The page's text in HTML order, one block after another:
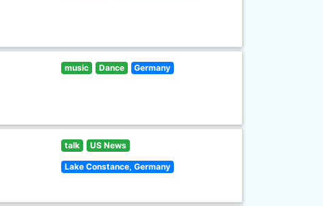
music Dance Germany
talk US News
Lake Constance, Germany